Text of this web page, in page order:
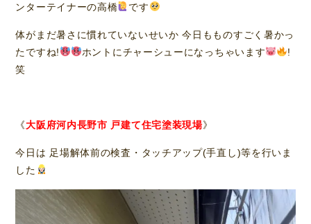
ンターテイナーの高橋
です
体がまだ暑さに慣れていないせいか 今日もものすごく暑かっ
たですね!
ホントにチャーシューになっちゃいます
!
笑
《大阪府河内長野市 戸建て住宅塗装現場》
今日は 足場解体前の検査・タッチアップ(手直し)等を行いま
した